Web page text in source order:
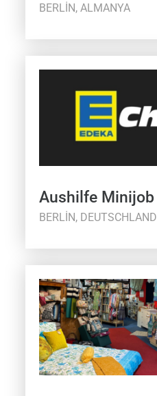
BERLIN, ALMANYA
Aushilfe Minijob
BERLIN, DEUTSCHLAND